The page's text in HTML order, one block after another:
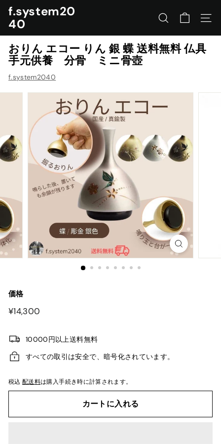
ン
ッ
f.system20
40
サイトを検索する
ナビ
おりん エコー りん 銀 蝶 送料無料 仏具
手元供養 分骨 ミニ骨壺
f.system2040
価格
¥14,300
10000円以上送料無料
すべての取引は安全で、暗号化されています。
税込配送料は購入手続き時に計算されます。
カートに入れる